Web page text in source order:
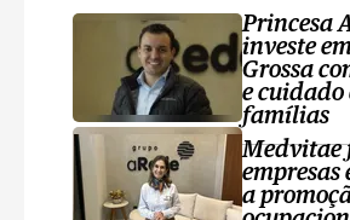
Princesa
investe
Grossa
e cuidado
famílias
Medvitae
empresas
a